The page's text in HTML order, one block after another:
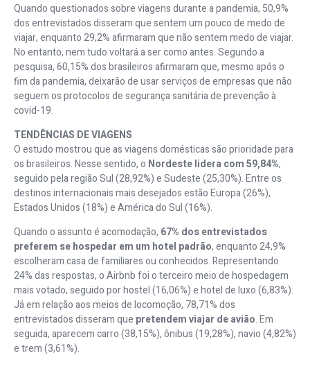
Quando questionados sobre viagens durante a pandemia, 50,9%
dos entrevistados disseram que sentem um pouco de medo de
viajar, enquanto 29,2% afirmaram que não sentem medo de viajar.
No entanto, nem tudo voltará a ser como antes. Segundo a
pesquisa, 60,15% dos brasileiros afirmaram que, mesmo após o
fim da pandemia, deixarão de usar serviços de empresas que não
seguem os protocolos de segurança sanitária de prevenção à
covid-19.
TENDÊNCIAS DE VIAGENS
O estudo mostrou que as viagens domésticas são prioridade para
os brasileiros. Nesse sentido, o Nordeste lidera com 59,84%,
seguido pela região Sul (28,92%) e Sudeste (25,30%). Entre os
destinos internacionais mais desejados estão Europa (26%),
Estados Unidos (18%) e América do Sul (16%).
Quando o assunto é acomodação, 67% dos entrevistados
preferem se hospedar em um hotel padrão, enquanto 24,9%
escolheram casa de familiares ou conhecidos. Representando
24% das respostas, o Airbnb foi o terceiro meio de hospedagem
mais votado, seguido por hostel (16,06%) e hotel de luxo (6,83%).
Já em relação aos meios de locomoção, 78,71% dos
entrevistados disseram que pretendem viajar de avião. Em
seguida, aparecem carro (38,15%), ônibus (19,28%), navio (4,82%)
e trem (3,61%).